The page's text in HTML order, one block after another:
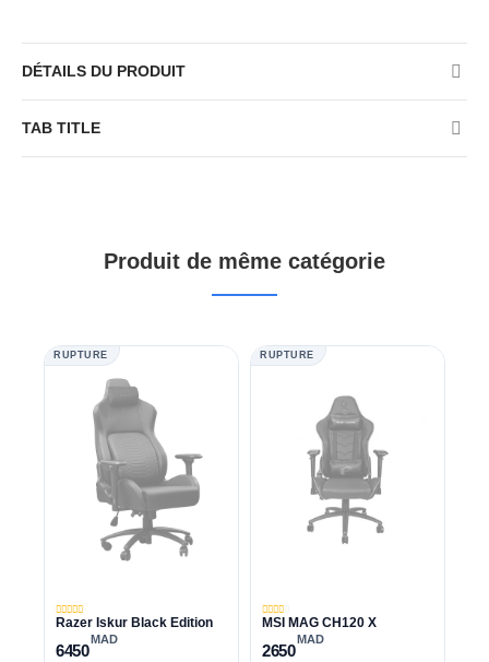
DÉTAILS DU PRODUIT
TAB TITLE
Produit de même catégorie
RUPTURE
Razer Iskur Black Edition
6450
MAD
RUPTURE
MSI MAG CH120 X
2650
MAD